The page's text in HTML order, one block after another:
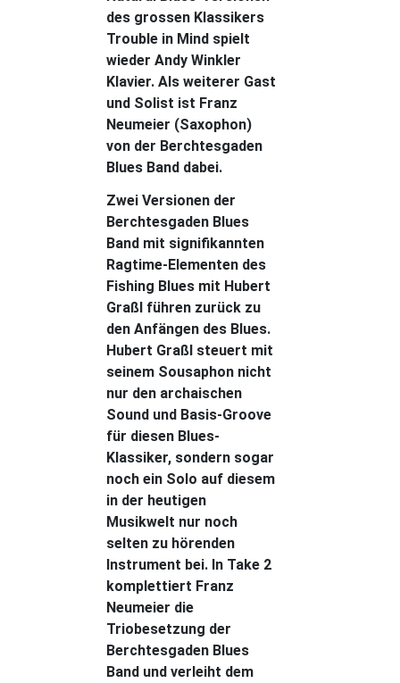
des grossen Klassikers
Trouble in Mind spielt
wieder Andy Winkler
Klavier. Als weiterer Gast
und Solist ist Franz
Neumeier (Saxophon)
von der Berchtesgaden
Blues Band dabei.
Zwei Versionen der
Berchtesgaden Blues
Band mit signifikannten
Ragtime-Elementen des
Fishing Blues mit Hubert
Graßl führen zurück zu
den Anfängen des Blues.
Hubert Graßl steuert mit
seinem Sousaphon nicht
nur den archaischen
Sound und Basis-Groove
für diesen Blues-
Klassiker, sondern sogar
noch ein Solo auf diesem
in der heutigen
Musikwelt nur noch
selten zu hörenden
Instrument bei. In Take 2
komplettiert Franz
Neumeier die
Triobesetzung der
Berchtesgaden Blues
Band und verleiht dem